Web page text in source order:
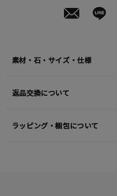
素材・石・サイズ・仕様
返品交換について
ラッピング・梱包について